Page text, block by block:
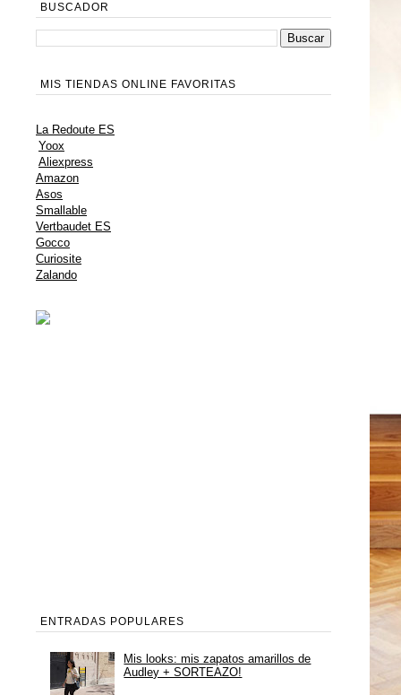
BUSCADOR
MIS TIENDAS ONLINE FAVORITAS
La Redoute ES
Yoox
Aliexpress
Amazon
Asos
Smallable
Vertbaudet ES
Gocco
Curiosite
Zalando
ENTRADAS POPULARES
Mis looks: mis zapatos amarillos de
Audley + SORTEAZO!